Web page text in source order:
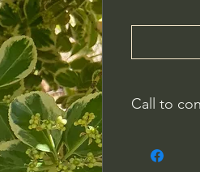
Call to